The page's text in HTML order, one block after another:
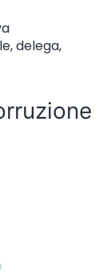
,delega,